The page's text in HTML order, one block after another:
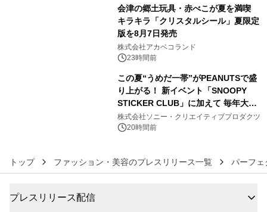
会津の郷土玩具・赤べこが夏を満喫
キラキラ「クリスタルシール」夏限定
版を8月7日発売
株式会社アカベコランド
23時間前
この夏“うめだ一帯”がPEANUTSで盛
り上がる！ 新イベント「SNOOPY
STICKER CLUB」に加えて 毎年大好
評阪急の「うめだスヌーピーフェステ
ィバル」、 グラングリーン大阪 ショ
初開催！
株式会社ソニー・クリエイティブプロダクツ
20時間前
トップ ファッション・美容のプレスリリース一覧 パーフェ
プレスリリース配信